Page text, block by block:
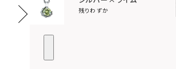
残りわずか